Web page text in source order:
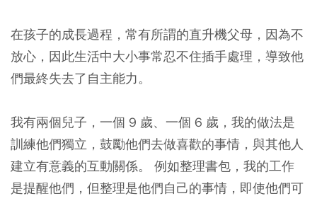
在孩子的成長過程，常有所謂的直升機父母，因為不
放心，因此生活中大小事常忍不住插手處理，導致他
們最終失去了自主能力。
我有兩個兒子，一個 9 歲、一個 6 歲，我的做法是
訓練他們獨立，鼓勵他們去做喜歡的事情，與其他人
建立有意義的互動關係。 例如整理書包，我的工作
是提醒他們，但整理是他們自己的事情，即使他們可